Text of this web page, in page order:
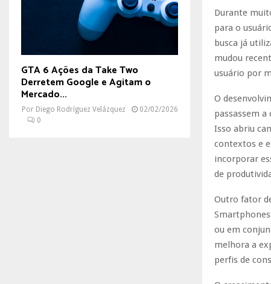
Durante
para o
busca já
mudou
usuário por
O
passassem
Isso abriu
contextos e
incorporar
de
Outro fator
ou em
melhora a
perfis de
GTA 6 Ações da Take Two
Derretem Google e Agitam o
Mercado...
Por Diego Rodríguez Velázquez
02/02/2026
0